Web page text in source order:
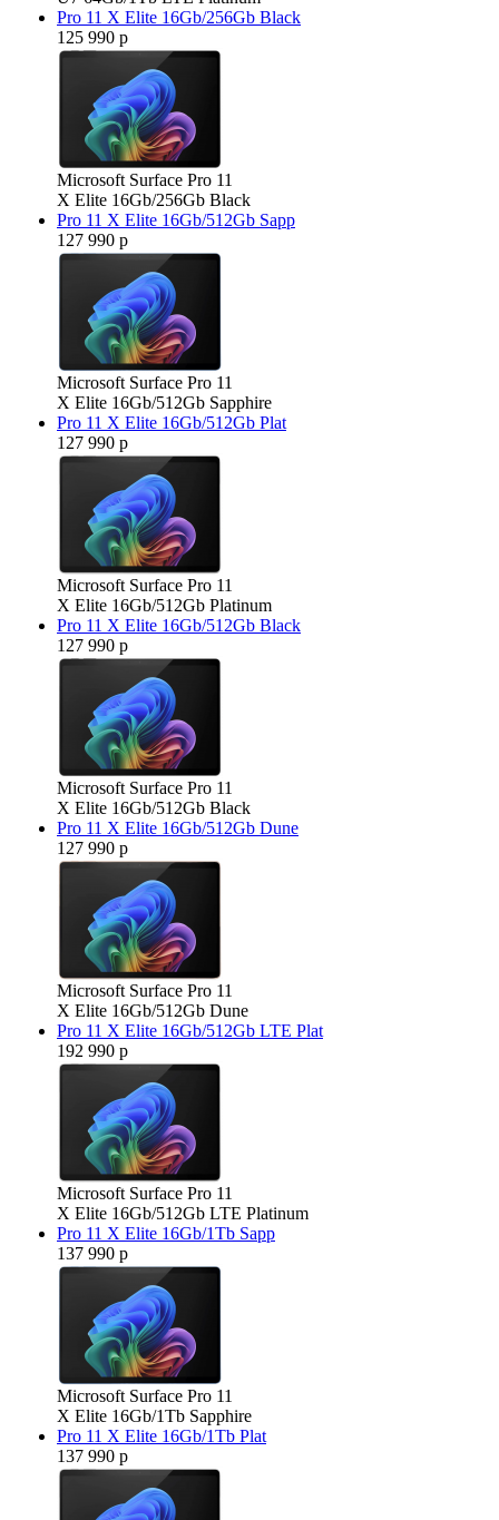
Pro 11 X Elite 16Gb/256Gb Black
125 990 р
Microsoft Surface Pro 11
X Elite 16Gb/256Gb Black
Pro 11 X Elite 16Gb/512Gb Sapp
127 990 р
Microsoft Surface Pro 11
X Elite 16Gb/512Gb Sapphire
Pro 11 X Elite 16Gb/512Gb Plat
127 990 р
Microsoft Surface Pro 11
X Elite 16Gb/512Gb Platinum
Pro 11 X Elite 16Gb/512Gb Black
127 990 р
Microsoft Surface Pro 11
X Elite 16Gb/512Gb Black
Pro 11 X Elite 16Gb/512Gb Dune
127 990 р
Microsoft Surface Pro 11
X Elite 16Gb/512Gb Dune
Pro 11 X Elite 16Gb/512Gb LTE Plat
192 990 р
Microsoft Surface Pro 11
X Elite 16Gb/512Gb LTE Platinum
Pro 11 X Elite 16Gb/1Tb Sapp
137 990 р
Microsoft Surface Pro 11
X Elite 16Gb/1Tb Sapphire
Pro 11 X Elite 16Gb/1Tb Plat
137 990 р